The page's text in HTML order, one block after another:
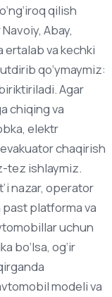
qilish
Abay,
ertalab va kechki
qo‘ymaymiz:
Agar
chiqing va
elektr
chaqirish
tez ishlaymiz.
nazar, operator
past platforma va
uchun
bo‘lsa, og‘ir
modeli va